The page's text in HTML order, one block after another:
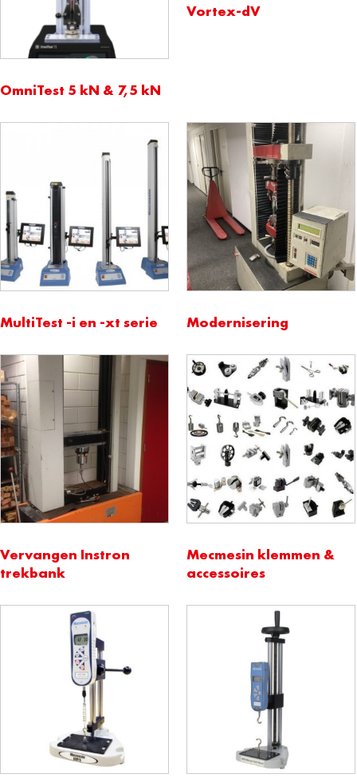
OmniTest 5 kN & 7,5 kN
Vortex-dV
MultiTest -i en -xt serie Modernisering
Vervangen Instron
trekbank
Mecmesin klemmen &
accessoires